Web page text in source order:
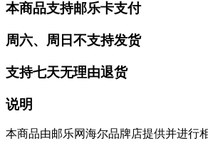
本商品支持邮乐卡支付
周六、周日不支持发货
支持七天无理由退货
说明
本商品由邮乐网海尔品牌店提供并进行